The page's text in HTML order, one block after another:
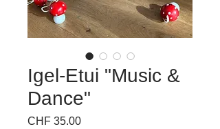
Igel-Etui "Music &
Dance"
CHF 35.00Price